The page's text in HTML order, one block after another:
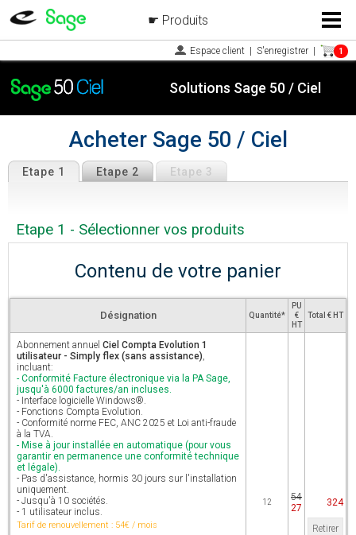
Menu
Espace client S'enregistrer 1
Solutions Sage 50 / Ciel
Acheter Sage 50 / Ciel
Produits
Etape 1 Etape 2 Etape 3
Etape 1 - Sélectionner vos produits
Contenu de votre panier
Désignation Quantité*
PU
€
HT
Total € HT
Abonnement annuel Ciel Compta Evolution 1
utilisateur - Simply flex (sans assistance),
incluant:
- Conformité Facture électronique via la PA Sage,
jusqu'à 6000 factures/an incluses.
- Interface logicielle Windows®.
- Fonctions Compta Evolution.
- Conformité norme FEC, ANC 2025 et Loi anti-fraude
à la TVA.
- Mise à jour installée en automatique (pour vous
garantir en permanence une conformité technique
et légale).
- Pas d'assistance, hormis 30 jours sur l'installation
uniquement.
- Jusqu'à 10 sociétés.
- 1 utilisateur inclus.
Tarif de renouvellement : 54€ / mois
12
54
27
324
Retirer